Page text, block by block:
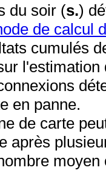
du soir (s.)
de calcul
cumulés
l'estimation
en panne.
de carte
après
moyen